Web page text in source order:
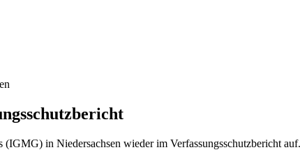
in Niedersachsen wieder im Verfassungsschutzbericht